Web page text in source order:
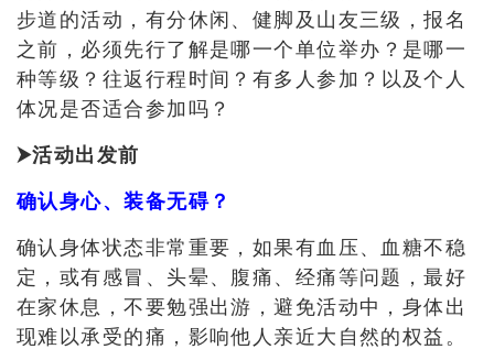
步道的活动 ， 有分休闲、健脚及山友三级，报名
之前 ， 必须先行了解是哪一个单位举办 ？ 是哪一
种等级 ？ 往返行程时间 ？有多人参加？以及个人
体况是否适合参加吗 ？
⮞活动出发前
确认身心、装备无碍？
确认身体状态非常重要 ，如果有血压、血糖不稳
定，或有感冒、头晕、腹痛、经痛等问题，最好
在家休息，不要勉强出游，避免活动中，身体出
现难以承受的痛，影响他人亲近大自然的权益。